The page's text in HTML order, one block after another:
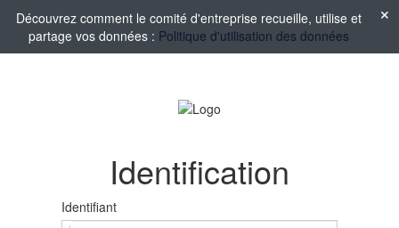
Découvrez comment le comité d'entreprise recueille, utilise et
partage vos données : Politique d'utilisation des données
Identification
Identifiant